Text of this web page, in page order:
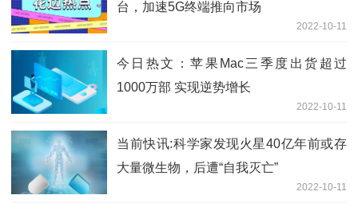
台，加速5G终端推向市场
2022-10-11
今日热文：苹果Mac三季度出货超过
1000万部 实现逆势增长
2022-10-11
当前快讯:科学家发现火星40亿年前或存
大量微生物，后遭“自我灭亡”
2022-10-11